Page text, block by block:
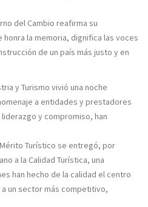
del Cambio reafirma su
la memoria, dignifica las voces
de un país más justo y en
y Turismo vivió una noche
a entidades y prestadores
y compromiso, han
Turístico se entregó, por
a la Calidad Turística, una
han hecho de la calidad el centro
un sector más competitivo,